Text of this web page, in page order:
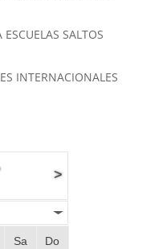
SALTOS
INTERNACIONALES
>
Sa Do